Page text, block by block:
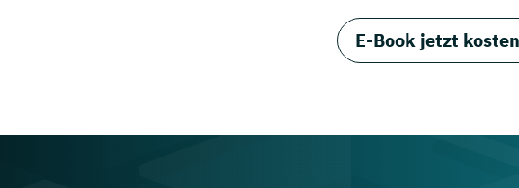
E-Book jetzt